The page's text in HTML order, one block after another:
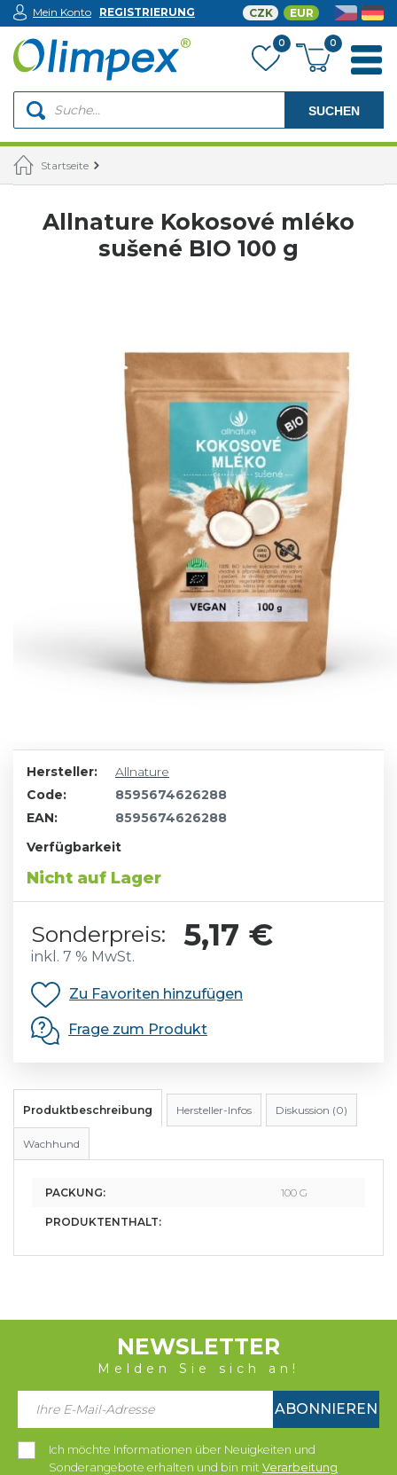
SUCHEN
Mein Konto REGISTRIERUNG
0
CZK EUR
0
Startseite
Allnature Kokosové mléko
sušené BIO 100 g
Hersteller:
Allnature
Code:
8595674626288
EAN:
8595674626288
Verfügbarkeit
Nicht auf Lager
Sonderpreis: 5,17 €
inkl. 7 % MwSt.
Zu Favoriten hinzufügen
Frage zum Produkt
Produktbeschreibung Hersteller-Infos Diskussion (0)
Wachhund
PACKUNG: 100 G
PRODUKTENTHALT:
NEWSLETTER
Melden Sie sich an!
ABONNIEREN
Ich möchte Informationen über Neuigkeiten und
Sonderangebote erhalten und bin mit Verarbeitung